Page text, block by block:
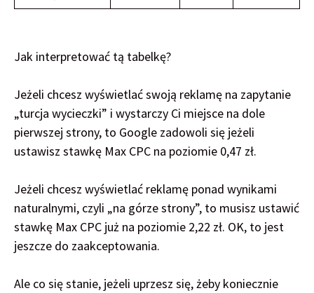
Jak interpretować tą tabelkę?
Jeżeli chcesz wyświetlać swoją reklamę na zapytanie
„turcja wycieczki” i wystarczy Ci miejsce na dole
pierwszej strony, to Google zadowoli się jeżeli
ustawisz stawkę Max CPC na poziomie 0,47 zł.
Jeżeli chcesz wyświetlać reklamę ponad wynikami
naturalnymi, czyli „na górze strony”, to musisz ustawić
stawkę Max CPC już na poziomie 2,22 zł. OK, to jest
jeszcze do zaakceptowania.
Ale co się stanie, jeżeli uprzesz się, żeby koniecznie